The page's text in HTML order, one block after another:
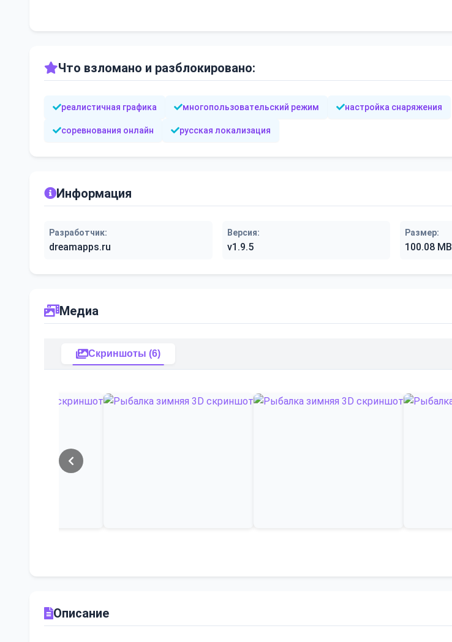
Что взломано и разблокировано:
реалистичная графика многопользовательский режим настройка снаряжения
соревнования онлайн русская локализация
Информация
Разработчик:
dreamapps.ru
Версия:
v1.9.5
Размер:
100.08 MB
Медиа
Скриншоты (6)
Описание